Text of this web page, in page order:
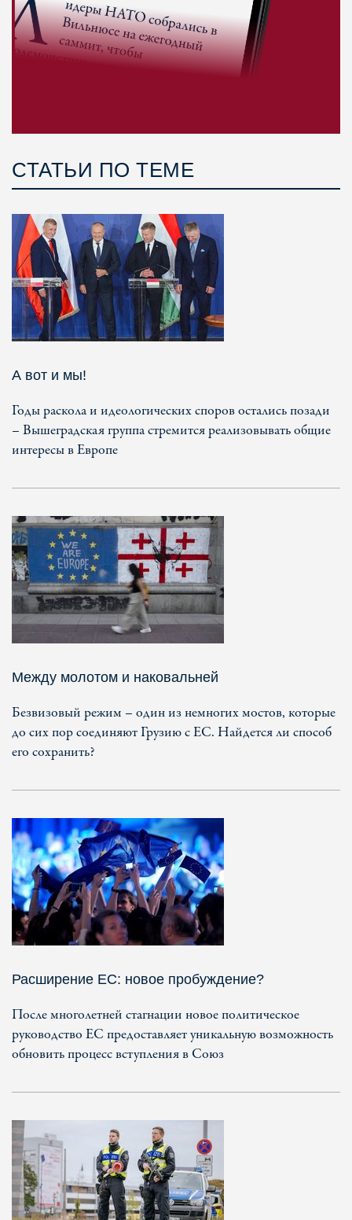
СТАТЬИ ПО ТЕМЕ
А вот и мы!
Годы раскола и идеологических споров остались позади
– Вышеградская группа стремится реализовывать общие
интересы в Европе
Между молотом и наковальней
Безвизовый режим – один из немногих мостов, которые
до сих пор соединяют Грузию с ЕС. Найдется ли способ
его сохранить?
Расширение ЕС: новое пробуждение?
После многолетней стагнации новое политическое
руководство ЕС предоставляет уникальную возможность
обновить процесс вступления в Союз